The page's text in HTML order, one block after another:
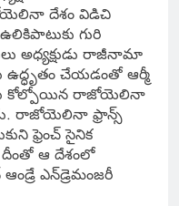
దేశం విడిచి
గురి
అధ్యక్షుడు రాజీనామా
చేయడంతో ఆర్మీ
కోల్పోయిన రాజోయెలినా
రాజోయెలినా ఫ్రాన్స్
ఫ్రెంచ్ సైనిక
ఆ దేశంలో
ఎన్‌డ్రెమంజరీ